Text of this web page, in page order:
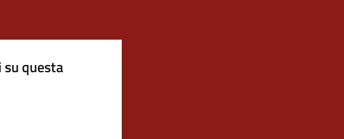
questa